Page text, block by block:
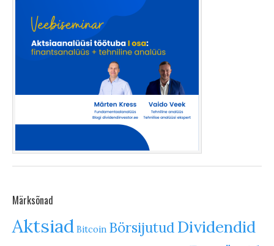
Märksõnad
Aktsiad Bitcoin Börsijutud Dividendid